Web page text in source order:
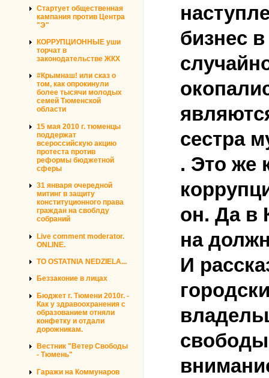
Стартует общественная
кампания против Центра
"Э"
КОРРУПЦИОННЫЕ уши
торчат в
законодательстве ЖКХ
#Крымнаш! или сказ о
том, как опрокинули
более тысячи молодых
семей Тюменской
области
15 мая 2010 г. тюменцы
поддержат
всероссийскую акцию
протеста против
реформы бюджетной
сферы
31 января очередной
митинг в защиту
конституционного права
граждан на своблду
собраний
Live comment moderator.
ONLINE.
TO OSTATNIA NEDZIELA...
Беззаконие в лицах
Бюджет г. Тюмени 2010г. -
Как у здравоохранения с
образованием отняли
конфетку и отдали
дорожникам.
Вестник "Ветер Свободы
- Тюмень"
Гаражи на Коммунаров
бизнес
сестра
. Это же
он. Да в
на
И